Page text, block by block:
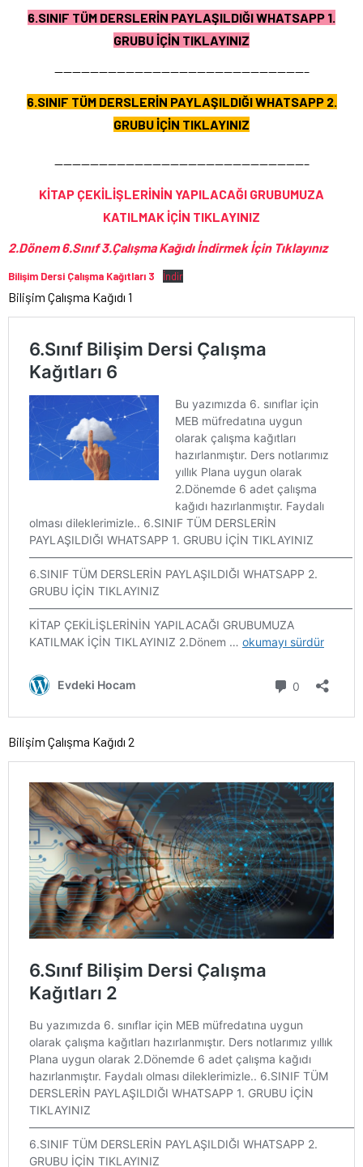
6.SINIF TÜM DERSLERİN PAYLAŞILDIĞI WHATSAPP 1.
GRUBU İÇİN TIKLAYINIZ
————————————————————————————–
6.SINIF TÜM DERSLERİN PAYLAŞILDIĞI WHATSAPP 2.
GRUBU İÇİN TIKLAYINIZ
————————————————————————————–
KİTAP ÇEKİLİŞLERİNİN YAPILACAĞI GRUBUMUZA
KATILMAK İÇİN TIKLAYINIZ
2.Dönem 6.Sınıf 3.Çalışma Kağıdı İndirmek İçin Tıklayınız
Bilişim Dersi Çalışma Kağıtları 3 İndir
Bilişim Çalışma Kağıdı 1
Bilişim Çalışma Kağıdı 2